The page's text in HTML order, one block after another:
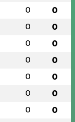
0 0
0 0
0 0
0 0
0 0
0 0
0 0